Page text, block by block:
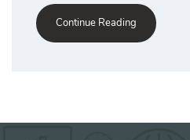
Continue Reading